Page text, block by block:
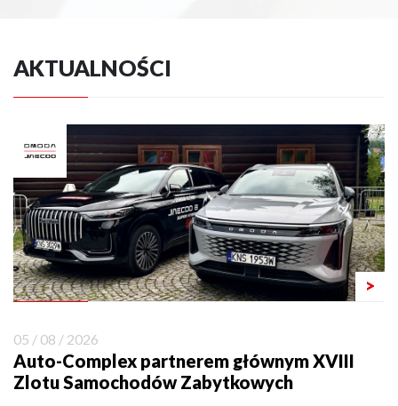
AKTUALNOŚCI
>
05 / 08 / 2026
Auto-Complex partnerem głównym XVIII
Zlotu Samochodów Zabytkowych